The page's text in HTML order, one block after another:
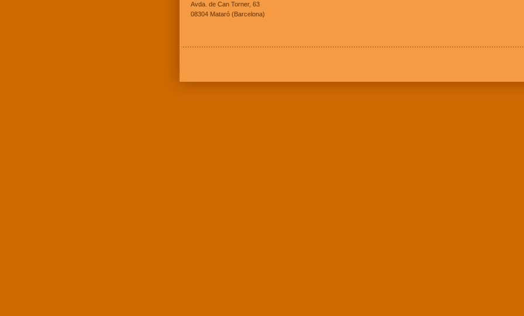
Avda. de Can Torner, 63
08304 Mataró (Barcelona)